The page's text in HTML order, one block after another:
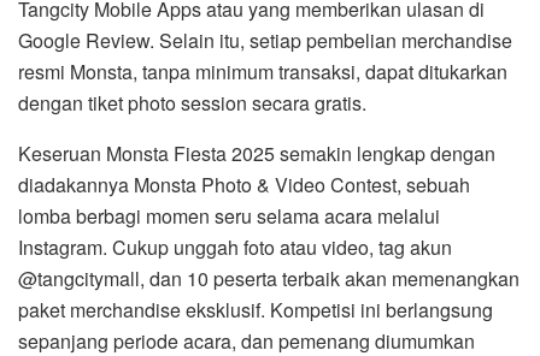
Tangcity Mobile Apps atau yang memberikan ulasan di
Google Review. Selain itu, setiap pembelian merchandise
resmi Monsta, tanpa minimum transaksi, dapat ditukarkan
dengan tiket photo session secara gratis.
Keseruan Monsta Fiesta 2025 semakin lengkap dengan
diadakannya Monsta Photo & Video Contest, sebuah
lomba berbagi momen seru selama acara melalui
Instagram. Cukup unggah foto atau video, tag akun
@tangcitymall, dan 10 peserta terbaik akan memenangkan
paket merchandise eksklusif. Kompetisi ini berlangsung
sepanjang periode acara, dan pemenang diumumkan